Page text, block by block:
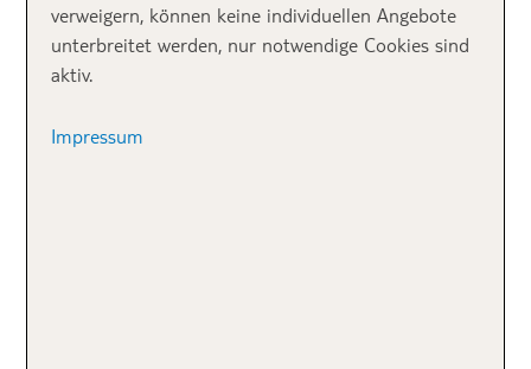
entlang schlendern und schüchtern die
aufgeschlossenen Einheimischen vor den Cafés
verweigern, können keine individuellen Angebote
unterbreitet werden, nur notwendige Cookies sind
aktiv.
Impressum